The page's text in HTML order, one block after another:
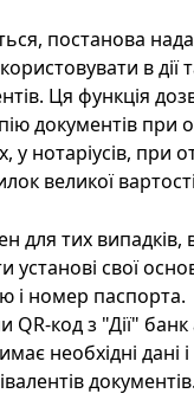
постанова
в дії
Ця функція
документів при
у нотаріусів, при
великої
для тих випадків,
свої
і номер паспорта.
QR-код з "Дії"
необхідні дані
документів.